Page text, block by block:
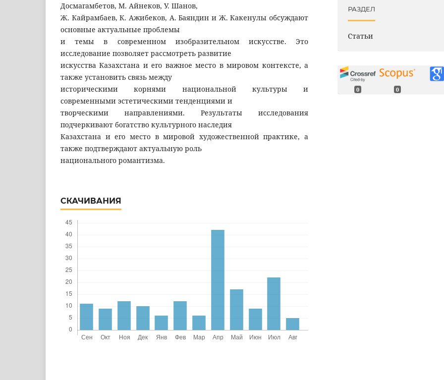
Досмагамбетов, М. Айнеков, У. Шанов,
Ж. Кайрамбаев, К. Ажибеков, А. Баяндин и Ж. Какенулы обсуждают
основные актуальные проблемы
и темы в современном изобразительном искусстве. Это
исследование позволяет рассмотреть развитие
искусства Казахстана и его важное место в мировом контексте, а
также установить связь между
историческими корнями национальной культуры и
современными эстетическими тенденциями и
творческими направлениями. Результаты исследования
подчеркивают богатство культурного наследия
Казахстана и его место в мировой художественной практике, а
также подтверждают актуальную роль
национального романтизма.
СКАЧИВАНИЯ
РАЗДЕЛ
Статьи
0 0